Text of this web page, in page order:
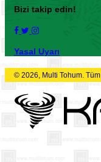
Bizi takip edin!
Yasal Uyarı
© 2026, Multi Tohum. Tüm